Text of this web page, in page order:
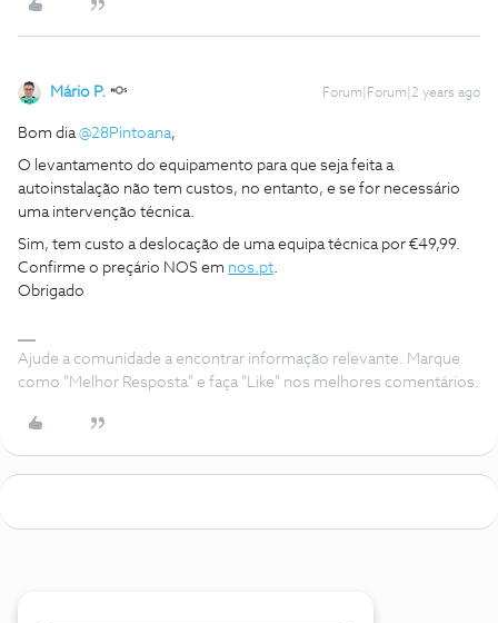
Mário P. Forum|Forum|2 years ago
Bom dia@28Pintoana,
O levantamento do equipamento para que seja feita a
autoinstalação não tem custos, no entanto, e se for necessário
uma intervenção técnica.
Sim, tem custo a deslocação de uma equipa técnica por €49,99.
Confirme o preçário NOS em nos.pt.
Obrigado
Ajude a comunidade a encontrar informação relevante. Marque
como "Melhor Resposta" e faça "Like" nos melhores comentários.